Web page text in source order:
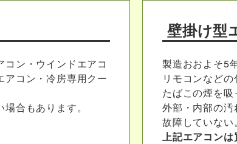
ン・ウインドエアコ
アコン・冷房専用クー
合もあります。
壁掛け型
製造おおよそ5
リモコンなど
たばこの煙を
外部・内部の
故障していない
上記エアコンは